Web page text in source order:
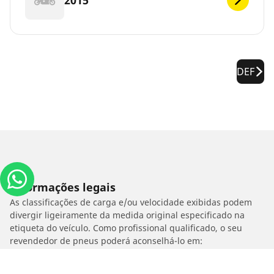
DEF
Informações legais
As classificações de carga e/ou velocidade exibidas podem
divergir ligeiramente da medida original especificado na
etiqueta do veículo. Como profissional qualificado, o seu
revendedor de pneus poderá aconselhá-lo em: